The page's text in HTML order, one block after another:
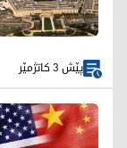
پێش 3 کاتژمێر